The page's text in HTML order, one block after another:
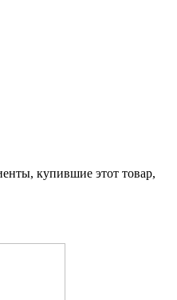
купившие этот товар,